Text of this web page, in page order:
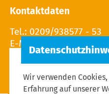
Kontaktdaten
Tel.: 0209/938577 - 53
E-Mail:
Wir verwenden
Erfahrung auf unserer